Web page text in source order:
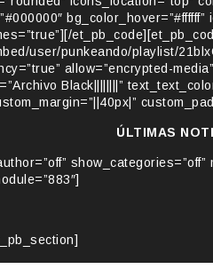
user/punkeando/playlist/
allow=”encrypted-
Black||||||||”
ÚLTIMAS